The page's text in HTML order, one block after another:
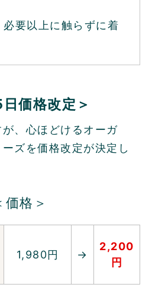
要以上に触らずに着
価格改定＞
、心ほどけるオーガ
ズを価格改定が決定し
価格＞
1,980円 →
2,200
円